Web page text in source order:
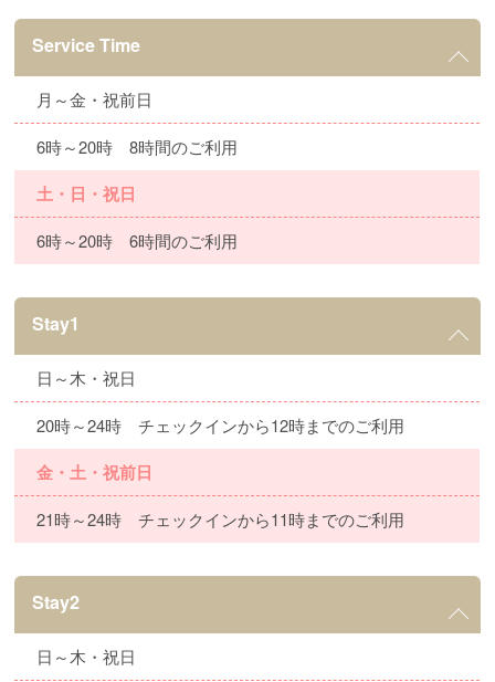
Service Time
月～金・祝前日
6時～20時 8時間のご利用
土・日・祝日
6時～20時 6時間のご利用
Stay1
日～木・祝日
20時～24時 チェックインから12時までのご利用
金・土・祝前日
21時～24時 チェックインから11時までのご利用
Stay2
日～木・祝日